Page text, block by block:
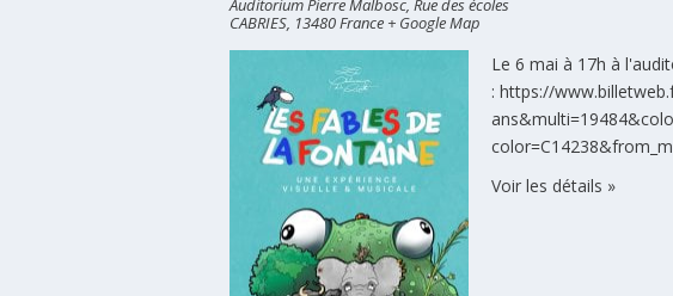
CABRIES 13480France + Google Map
Le 6 mai à 17h à
: https://
Voir les détails »